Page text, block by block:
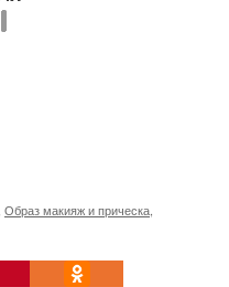
Образ макияж и прическа